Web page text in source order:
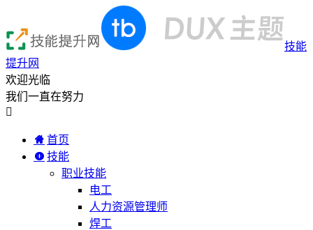
技能
提升网
欢迎光临
我们一直在努力

首页
技能
职业技能
电工
人力资源管理师
焊工